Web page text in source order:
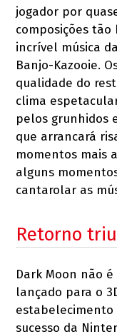
jogador por
composições tão
incrível música
Banjo-Kazooie.
qualidade do
clima
pelos grunhidos
que arrancará
momentos mais
alguns
cantarolar as
Retorno
Dark Moon não
lançado para o
estabelecimento
sucesso da